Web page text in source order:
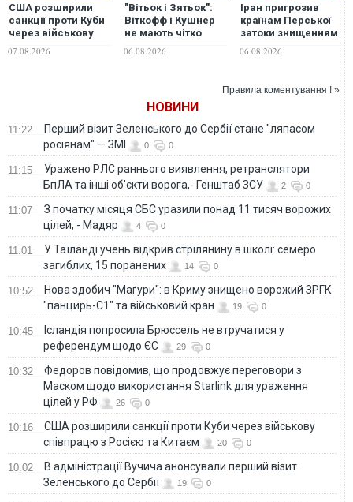
США розширили
санкції проти Куби
через військову
Росією та Китаєм
07.08.2026
"Вітьок і Зятьок":
Віткофф і Кушнер
не мають чітко
повноважень та
експерт
06.08.2026
Іран пригрозив
країнам Перської
затоки знищенням
у разі нових атак
06.08.2026
Правила коментування ! »
НОВИНИ
11:22
Перший візит Зеленського до Сербії стане "ляпасом
росіянам" — ЗМІ
0 0
11:15
Уражено РЛС раннього виявлення, ретранслятори
БпЛА та інші об'єкти ворога,- Генштаб ЗСУ
2 0
11:07
З початку місяця СБС уразили понад 11 тисяч ворожих
цілей, - Мадяр
4 0
11:01
У Таїланді учень відкрив стрілянину в школі: семеро
загиблих, 15 поранених
14 0
10:52
Нова здобич "Маґури": в Криму знищено ворожий ЗРГК
"панцирь-С1" та військовий кран
19 0
10:45
Ісландія попросила Брюссель не втручатися у
референдум щодо ЄС
29 0
10:32
Федоров повідомив, що продовжує переговори з
Маском щодо використання Starlink для ураження
цілей у РФ
26 0
10:16
США розширили санкції проти Куби через військову
співпрацю з Росією та Китаєм
20 0
10:02
В адміністрації Вучича анонсували перший візит
Зеленського до Сербії
19 0